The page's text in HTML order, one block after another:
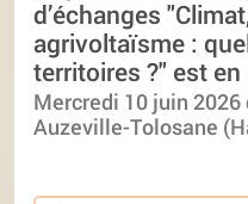
d’échanges
agrivoltaïsme :
territoires ?" est
Mercredi 10 juin 2026
Auzeville-Tolosane